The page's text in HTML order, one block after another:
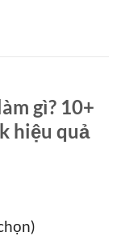
gì? 10+
hiệu quả